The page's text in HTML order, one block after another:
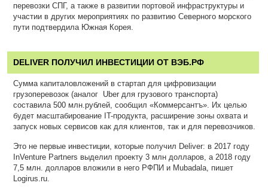
перевозки СПГ, а также в развитии портовой инфраструктуры и
участии в других мероприятиях по развитию Северного морского
пути подтвердила Южная Корея.
DELIVER ПОЛУЧИЛ ИНВЕСТИЦИИ ОТ ВЭБ.РФ
Сумма капиталовложений в стартап для цифровизации
грузоперевозок (аналог Uber для грузового транспорта)
составила 500 млн.рублей, сообщил «Коммерсантъ». Их целью
будет масштабирование IT-продукта, расширение зоны охвата и
запуск новых сервисов как для клиентов, так и для перевозчиков.
Это не первые инвестиции, которые получил Deliver: в 2017 году
InVenture Partners выделил проекту 3 млн долларов, а 2018 году
7,5 млн. долларов вложили в него РФПИ и Mubadala, пишет
Logirus.ru.